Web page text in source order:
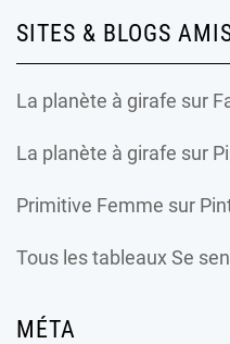
SITES & BLOGS
La planète à girafe sur
La planète à girafe sur
Primitive Femme sur
Tous les tableaux Se
MÉTA